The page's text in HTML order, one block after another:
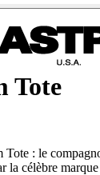
Tote
Tote : le
la célèbre